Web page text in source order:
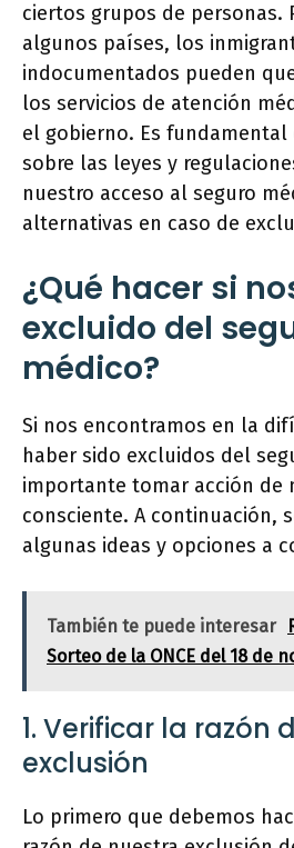
ciertos grupos de personas.
algunos países, los
indocumentados pueden
los servicios de atención
el gobierno. Es
sobre las leyes y
nuestro acceso al seguro
alternativas en caso de
¿Qué hacer si
excluido del
médico?
Si nos encontramos en la
haber sido excluidos del
importante tomar acción de
consciente. A continuación,
algunas ideas y opciones a
También te puede interesar
Sorteo de la ONCE del 18 de
1. Verificar la razón
exclusión
Lo primero que debemos